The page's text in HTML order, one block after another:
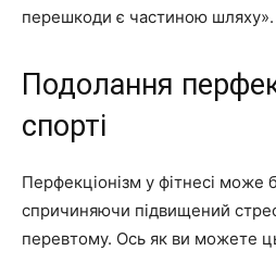
перешкоди є частиною шляху».
Подолання
спорті
Перфекціонізм у фітнесі може
спричиняючи підвищений
перевтому. Ось як ви можете